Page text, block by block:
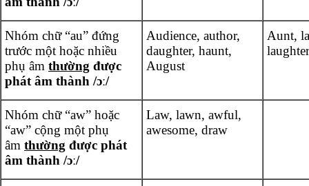
Nhóm chữ “au” đứng
trước một hoặc nhiều
phụ âm thường được
phát âm thành /ɔː/
Audience, author,
daughter, haunt,
August
Aunt,
laughter
Nhóm chữ “aw” hoặc
“aw” cộng một phụ
âm thường được phát
âm thành /ɔː/
Law, lawn, awful,
awesome, draw